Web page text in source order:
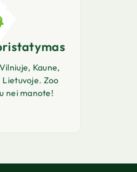
Kaune,
Lietuvoje. Zoo
nei manote!